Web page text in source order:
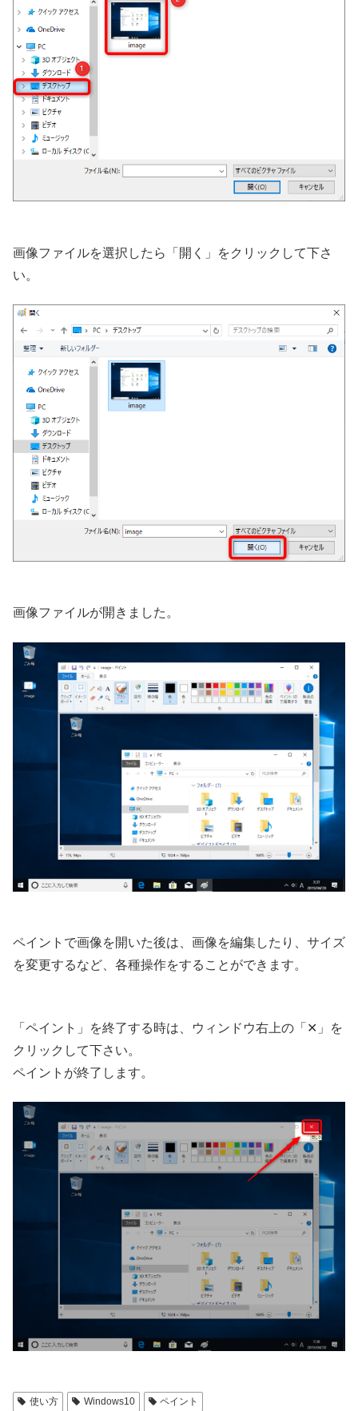
画像ファイルを選択したら「開く」をクリックして下さ
い。
画像ファイルが開きました。
ペイントで画像を開いた後は、画像を編集したり、サイズ
を変更するなど、各種操作をすることができます。
「ペイント」を終了する時は、ウィンドウ右上の「✕」を
クリックして下さい。
ペイントが終了します。
使い方 Windows10 ペイント